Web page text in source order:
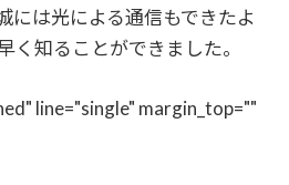
には光による通信もできたよ
く知ることができました。
line="single" margin_top=""